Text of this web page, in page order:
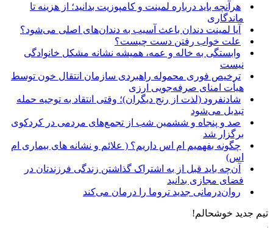
هرآنچه باید درباره لمینت و کامپوزیت بدانید؛ از هزینه تا
ماندگاری
آیا لمینت دندان باعث آسیب به دندان‌های اصلی می‌شود؟
علت خواب رفتن دست چیست؟
وابستگی به خاله و عمه، همیشه نشانه مشکل خانوادگی
نیست
ترخیص فوری محموله راهبردی سازمان انتقال خون توسط
هیأت امنای صرفه‌جویی ارزی
شادنفرود (لذت از رنج دیگران)؛ وقتی انتقاد به توجیه حمله
تبدیل می‌شود
صد و پنجاه‌ و ششمین شب از تجمع‌های مردمی در کردکوی
برگزار شد
چگونه بفهمیم ام اس داریم؟ ( علائم و نشانه های بیماری ام
اس)
آن‌چه باید قبل از به اشتراک گذاشتن زندگی فرزندتان در
فضای مجازی بدانید
روان‌درمانی جدید تروما را درمان می‌کند
تیم جدید خوشحالم!